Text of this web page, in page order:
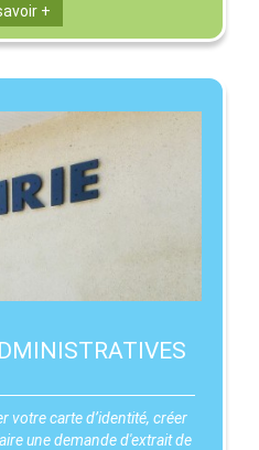
+
votre carte d’identité, créer
une demande d'extrait de